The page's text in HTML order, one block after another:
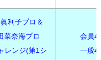
利子プロ＆
菜奈海プロ
レンジ(第1シ
会員
一般